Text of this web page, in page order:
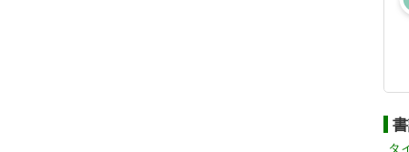
タ